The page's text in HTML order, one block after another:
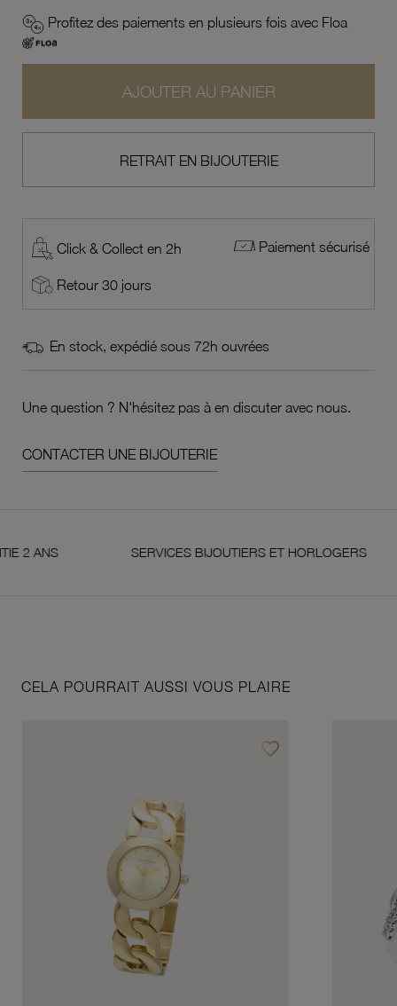
Profitez des paiements en plusieurs fois avec Floa
AJOUTER AU PANIER
RETRAIT EN BIJOUTERIE
Click & Collect en 2h Paiement sécurisé
Retour 30 jours
En stock, expédié sous 72h ouvrées
Une question ? N'hésitez pas à en discuter avec nous.
CONTACTER UNE BIJOUTERIE
SERVICES BIJOUTIERS ET HORLOGERS
CELA POURRAIT AUSSI VOUS PLAIRE
favorite_borderAjouter à vos favoris